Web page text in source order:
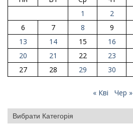
1
2
6
7 8 9
13
14 15 16
20
21 22 23
27
28 29 30
« Кві Чер »
Категорії